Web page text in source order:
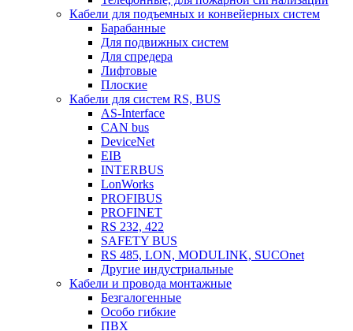
Кабели для подъемных и конвейерных систем
Барабанные
Для подвижных систем
Для спредера
Лифтовые
Плоские
Кабели для систем RS, BUS
AS-Interface
CAN bus
DeviceNet
EIB
INTERBUS
LonWorks
PROFIBUS
PROFINET
RS 232, 422
SAFETY BUS
RS 485, LON, MODULINK, SUCOnet
Другие индустриальные
Кабели и провода монтажные
Безгалогенные
Особо гибкие
ПВХ